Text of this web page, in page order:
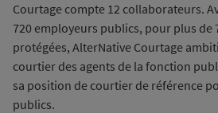
Courtage compte 12 collaborateurs.
720 employeurs publics, pour plus de
protégées, AlterNative Courtage
courtier des agents de la fonction
sa position de courtier de référence
publics.